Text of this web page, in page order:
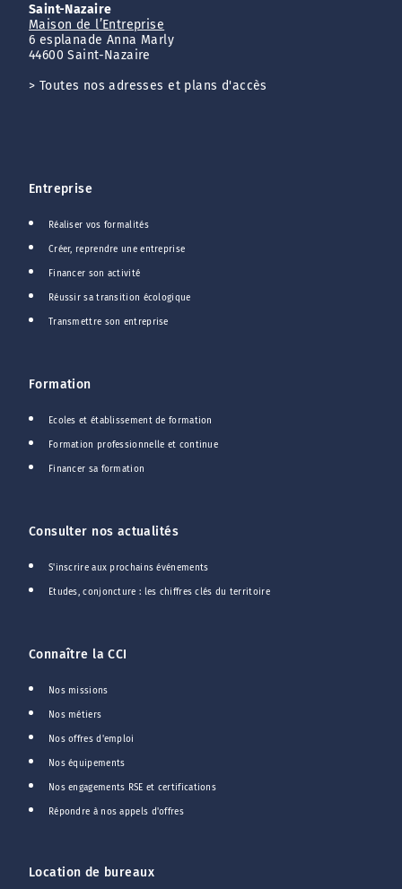
Saint-Nazaire
Maison de l’Entreprise
6 esplanade Anna Marly
44600 Saint-Nazaire
> Toutes nos adresses et plans d'accès
Entreprise
Réaliser vos formalités
Créer, reprendre une entreprise
Financer son activité
Réussir sa transition écologique
Transmettre son entreprise
Formation
Ecoles et établissement de formation
Formation professionnelle et continue
Financer sa formation
Consulter nos actualités
S'inscrire aux prochains événements
Etudes, conjoncture : les chiffres clés du territoire
Connaître la CCI
Nos missions
Nos métiers
Nos offres d'emploi
Nos équipements
Nos engagements RSE et certifications
Répondre à nos appels d'offres
Location de bureaux